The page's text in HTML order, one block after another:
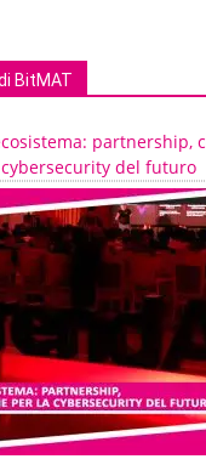
BitMAT
partnership,
del futuro